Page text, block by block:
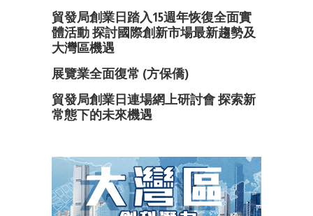
貿發局創業日踏入15週年恢復全面實
體活動 探討國際創新市場最新趨勢及
大灣區機遇
展覽業全面復常 (方保僑)
貿發局創業日連場網上研討會 探索新
常態下的未來機遇